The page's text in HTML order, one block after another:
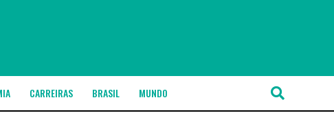
CARREIRAS BRASIL MUNDO